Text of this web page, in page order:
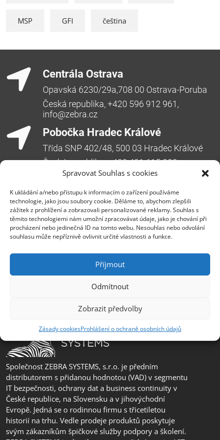
Spravovat Souhlas s cookies
K ukládání a/nebo přístupu k informacím o zařízení používáme
technologie, jako jsou soubory cookie. Děláme to, abychom zlepšili
zážitek z prohlížení a zobrazovali personalizované reklamy. Souhlas s
těmito technologiemi nám umožní zpracovávat údaje, jako je chování při
procházení nebo jedinečná ID na tomto webu. Nesouhlas nebo odvolání
souhlasu může nepříznivě ovlivnit určité vlastnosti a funkce.
Příjmout
Odmítnout
Zobrazit předvolby
Zásady cookiesProhlášení o ochraně osobních údajů
MSP GFI čeština
Centrála Ostrava
Opavská 6230/29a,708 00 Ostrava-Poruba
Česká republika, +420 596 912 961,
info@zebra.cz
Pobočka Hradec Králové
Třída SNP 402/48, 500 03 Hradec Králové
Česká republika, +420 491 615 380,
pobockaHK@zebra.cz
Pobočka Slovensko
+421 917 554 499
erik.leo@zebra.cz
Pobočka Adriatic
+385 99 3241 770 (HR) +381 61 6231 777
Společnost ZEBRA SYSTEMS, s.r.o. je předním
distributorem s přidanou hodnotou (VAD) v segmentu
IT bezpečnosti, ochrany dat a business continuity v
České republice, na Slovensku a v jihovýchodní
Evropě. Jedná se o rodinnou firmu s třicetiletou
historií na trhu. Vedle prodeje produktů poskytuje
svým zákazníkům špičkové služby podpory a školení.